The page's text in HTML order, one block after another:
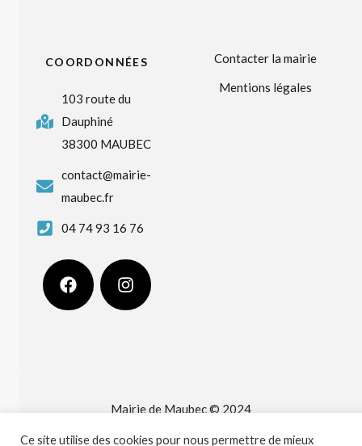
COORDONNÉES
103 route du
Dauphiné
38300 MAUBEC
contact@mairie-
maubec.fr
04 74 93 16 76
Contacter la mairie
Mentions légales
Mairie de Maubec © 2024
Ce site utilise des cookies pour nous permettre de mieux